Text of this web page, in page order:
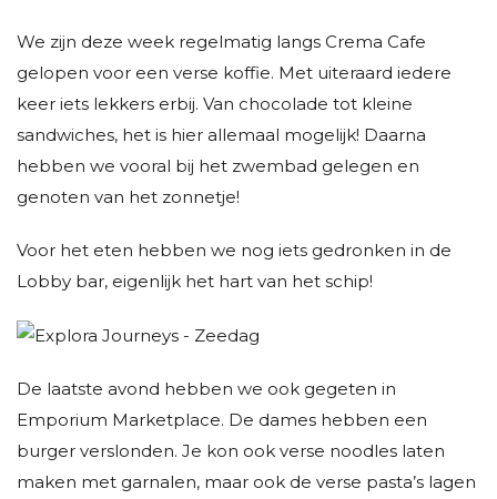
We zijn deze week regelmatig langs Crema Cafe
gelopen voor een verse koffie. Met uiteraard iedere
keer iets lekkers erbij. Van chocolade tot kleine
sandwiches, het is hier allemaal mogelijk! Daarna
hebben we vooral bij het zwembad gelegen en
genoten van het zonnetje!
Voor het eten hebben we nog iets gedronken in de
Lobby bar, eigenlijk het hart van het schip!
De laatste avond hebben we ook gegeten in
Emporium Marketplace. De dames hebben een
burger verslonden. Je kon ook verse noodles laten
maken met garnalen, maar ook de verse pasta’s lagen